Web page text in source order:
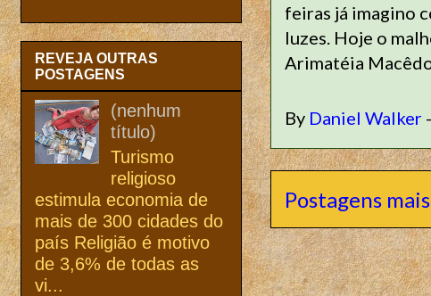
feiras já imagino
luzes. Hoje o
Arimatéia
By Daniel Walker -
Postagens
REVEJA OUTRAS
POSTAGENS
(nenhum
título)
Turismo
religioso
estimula economia de
mais de 300 cidades do
país Religião é motivo
de 3,6% de todas as
vi...